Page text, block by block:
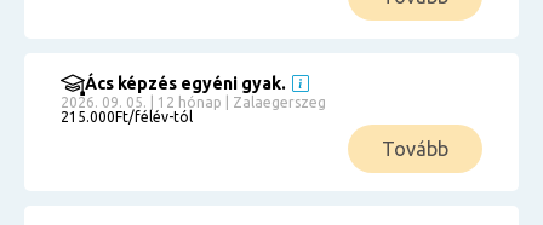
Ács képzés egyéni gyak.
2026. 09. 05. | 12 hónap | Zalaegerszeg
215.000Ft/félév-tól
Tovább